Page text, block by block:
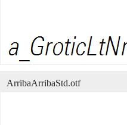
ArribaArribaStd.otf